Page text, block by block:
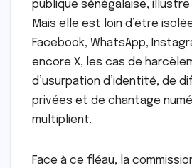
publique sénégalaise,
Mais elle est loin d’être
Facebook, WhatsApp,
encore X, les cas de
d’usurpation d’identité, de
privées et de chantage
multiplient.
Face à ce fléau, la